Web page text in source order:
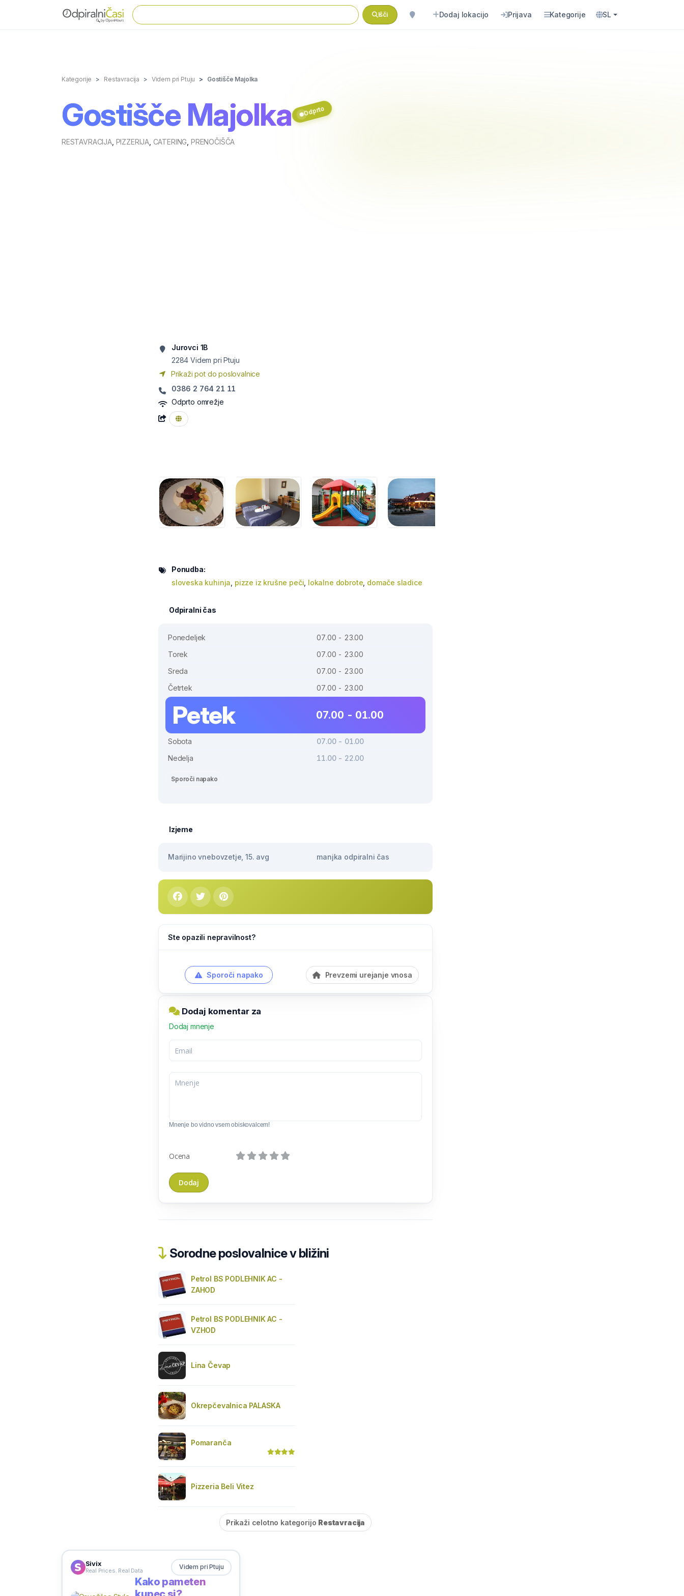
Išči Dodaj lokacijo Prijava Kategorije SL
Kategorije Restavracija Videm pri Ptuju Gostišče Majolka
Gostišče Majolka
RESTAVRACIJA, PIZZERIJA CATERING PRENOČIŠČA
Odprto
Jurovci 1B
2284 Videm pri Ptuju
Prikaži pot do poslovalnice
0386 2 764 21 11
Odprto omrežje
Ponudba:
sloveska kuhinja pizze iz krušne peči lokalne dobrote domače sladice
Odpiralni čas
Ponedeljek
07.00 - 23.00
Torek
07.00 - 23.00
Sreda
07.00 - 23.00
Četrtek
07.00 - 23.00
Petek 07.00 - 01.00
Sobota
07.00 - 01.00
Nedelja
11.00 - 22.00
Sporoči napako
Izjeme
Marijino vnebovzetje, 15. avg manjka odpiralni čas
Ste opazili nepravilnost?
Sporoči napako Prevzemi urejanje vnosa
Dodaj komentar za
Dodaj mnenje
Mnenje bo vidno vsem obiskovalcem!
Ocena
Sorodne poslovalnice v bližini
Petrol BS PODLEHNIK AC -
ZAHOD
Petrol BS PODLEHNIK AC -
VZHOD
Lina Čevap
Okrepčevalnica PALASKA
Pomaranča
Pizzeria Beli Vitez
Prikaži celotno kategorijo Restavracija
Sivix
Real Prices. Real Data Videm pri Ptuju
Kako pameten